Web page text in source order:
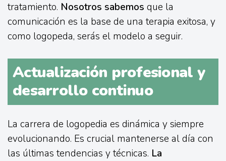
tratamiento. Nosotros sabemos que la
comunicación es la base de una terapia exitosa, y
como logopeda, serás el modelo a seguir.
Actualización profesional y
desarrollo continuo
La carrera de logopedia es dinámica y siempre
evolucionando. Es crucial mantenerse al día con
las últimas tendencias y técnicas. La